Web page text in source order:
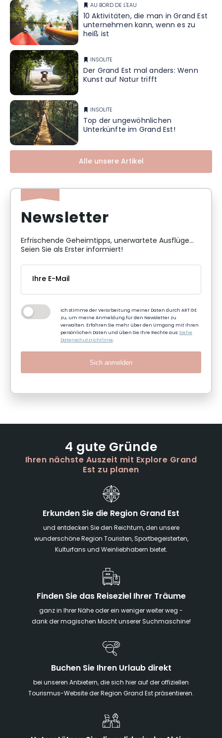
AU BORD DE L'EAU
10 Aktivitäten, die man in Grand Est
unternehmen kann, wenn es zu
heiß ist
INSOLITE
Der Grand Est mal anders: Wenn
Kunst auf Natur trifft
INSOLITE
Top der ungewöhnlichen
Unterkünfte im Grand Est!
Alle unsere Artikel
Newsletter
Erfrischende Geheimtipps, unerwartete Ausflüge...
Seien Sie als Erster informiert!
Ich stimme der Verarbeitung meiner Daten durch ART GE
zu, um meine Anmeldung für den Newsletter zu
verwalten. Erfahren Sie mehr über den Umgang mit Ihren
persönlichen Daten und üben Sie Ihre Rechte aus:Siehe
Datenschutzrichtlinie.
Sich anmelden
4 gute Gründe
Ihren nächste Auszeit mit Explore Grand
Est zu planen
Erkunden Sie die Region Grand Est
und entdecken Sie den Reichtum, den unsere
wunderschöne Region Touristen, Sportbegeisterten,
Kulturfans und Weinliebhabern bietet.
Finden Sie das Reiseziel Ihrer Träume
ganz in Ihrer Nähe oder ein weniger weiter weg -
dank der magischen Macht unserer Suchmaschine!
Buchen Sie Ihren Urlaub direkt
bei unseren Anbietern, die sich hier auf der offiziellen
Tourismus-Website der Region Grand Est präsentieren.